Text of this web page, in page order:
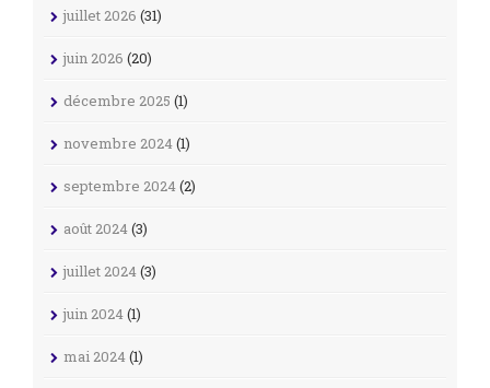
juillet 2026 (31)
juin 2026 (20)
décembre 2025 (1)
novembre 2024(1)
septembre 2024(2)
août 2024(3)
juillet 2024(3)
juin 2024(1)
mai 2024(1)